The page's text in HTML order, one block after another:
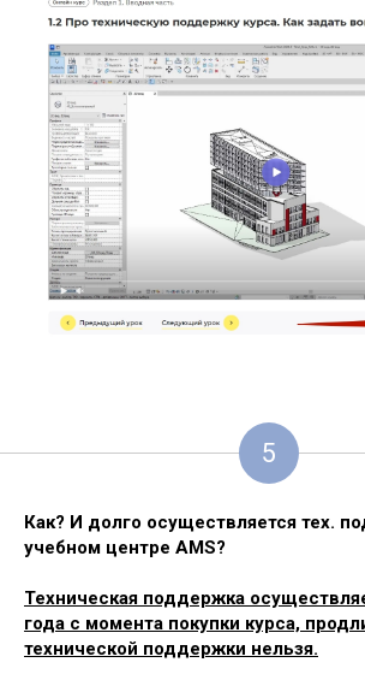
5
Как? И долго осуществляется тех.
учебном центре AMS?
Техническая поддержка
года с момента покупки курса,
технической поддержки нельзя.